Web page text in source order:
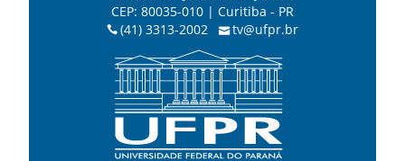
CEP: 80035-010 | Curitiba - PR
(41) 3313-2002
tv@ufpr.br